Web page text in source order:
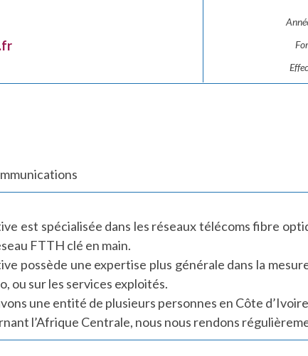
est spécialisée dans les réseaux télécoms fibre
FTTH clé en main.
possède une expertise plus générale dans la
ou sur les services exploités.
une entité de plusieurs personnes en Côte
l’Afrique Centrale, nous nous rendons